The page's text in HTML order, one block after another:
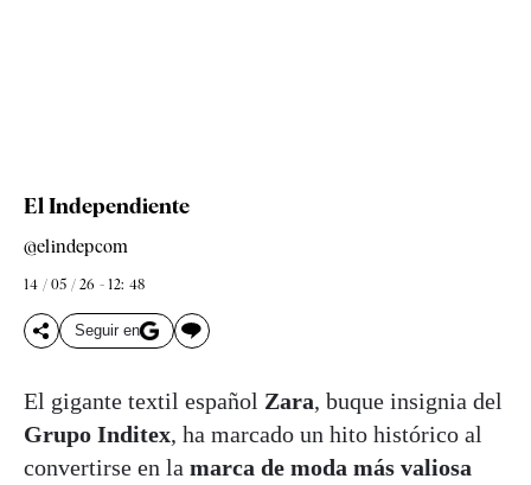
El Independiente
@elindepcom
14 / 05 / 26 - 12: 48
Seguir en
El gigante textil español Zara, buque insignia del
Grupo Inditex, ha marcado un hito histórico al
convertirse en la marca de moda más valiosa